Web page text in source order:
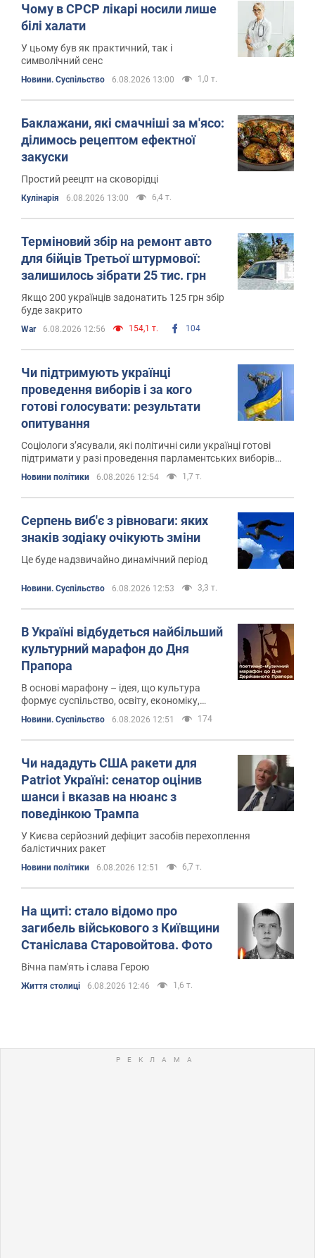
Чому в СРСР лікарі носили лише
білі халати
У цьому був як практичний, так і
символічний сенс
Новини. Суспільство 6.08.2026 13:00 1,0 т.
Баклажани, які смачніші за м'ясо:
ділимось рецептом ефектної
закуски
Простий реецпт на сковорідці
Кулінарія 6.08.2026 13:00 6,4 т.
Терміновий збір на ремонт авто
для бійців Третьої штурмової:
залишилось зібрати 25 тис. грн
Якщо 200 українців задонатить 125 грн збір
буде закрито
War 6.08.2026 12:56 154,1 т. 104
Чи підтримують українці
проведення виборів і за кого
готові голосувати: результати
опитування
Соціологи з’ясували, які політичні сили українці готові
підтримати у разі проведення парламентських виборів
найближчим часом
Новини політики 6.08.2026 12:54 1,7 т.
Серпень виб'є з рівноваги: яких
знаків зодіаку очікують зміни
Це буде надзвичайно динамічний період
Новини. Суспільство 6.08.2026 12:53 3,3 т.
В Україні відбудеться найбільший
культурний марафон до Дня
Прапора
В основі марафону – ідея, що культура
формує суспільство, освіту, економіку,
підприємництво, історичну пам'ять і
національну ідентичність
Новини. Суспільство 6.08.2026 12:51 174
Чи нададуть США ракети для
Patriot Україні: сенатор оцінив
шанси і вказав на нюанс з
поведінкою Трампа
У Києва серйозний дефіцит засобів перехоплення
балістичних ракет
Новини політики 6.08.2026 12:51 6,7 т.
На щиті: стало відомо про
загибель військового з Київщини
Станіслава Старовойтова. Фото
Вічна пам'ять і слава Герою
Життя столиці 6.08.2026 12:46 1,6 т.